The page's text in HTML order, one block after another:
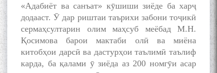
«Адабиёт ва санъат» кӯшиши зиёде ба харҷ
додааст. Ӯ дар риштаи таърихи забони тоҷикӣ
сермаҳсултарин олим маҳсуб меёбад М.Н.
Қосимова барои мактаби олӣ ва миёна
китобҳои дарсӣ ва дастурҳои таълимӣ таълиф
карда, ба қалами ӯ зиёда аз 200 номгӯи асар